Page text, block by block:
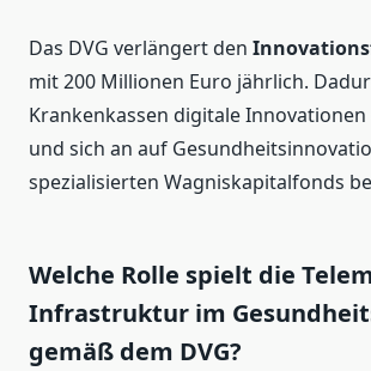
Das DVG verlängert den
mit 200 Millionen Euro jährlich.
Krankenkassen digitale
und sich an auf
spezialisierten Wagniskapitalfonds
Welche Rolle spielt die
Infrastruktur im
gemäß dem DVG?